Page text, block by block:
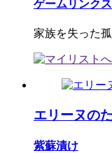
ゲームリンクス
家族を失った
エリーヌの
紫蘇漬け